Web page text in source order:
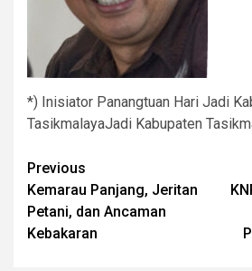
*) Inisiator Panangtuan Hari Jadi
TasikmalayaJadi Kabupaten
Previous
Kemarau Panjang, Jeritan
Petani, dan Ancaman
Kebakaran